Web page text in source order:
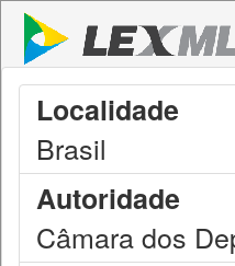
Localidade
Brasil
Autoridade
Câmara dos